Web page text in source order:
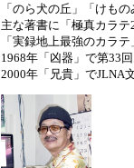
「のら犬の丘」「けもの
主な著書に「極真カラ
「実録地上最強のカラ
1968年「凶器」で第33
2000年「兄貴」でJLNA